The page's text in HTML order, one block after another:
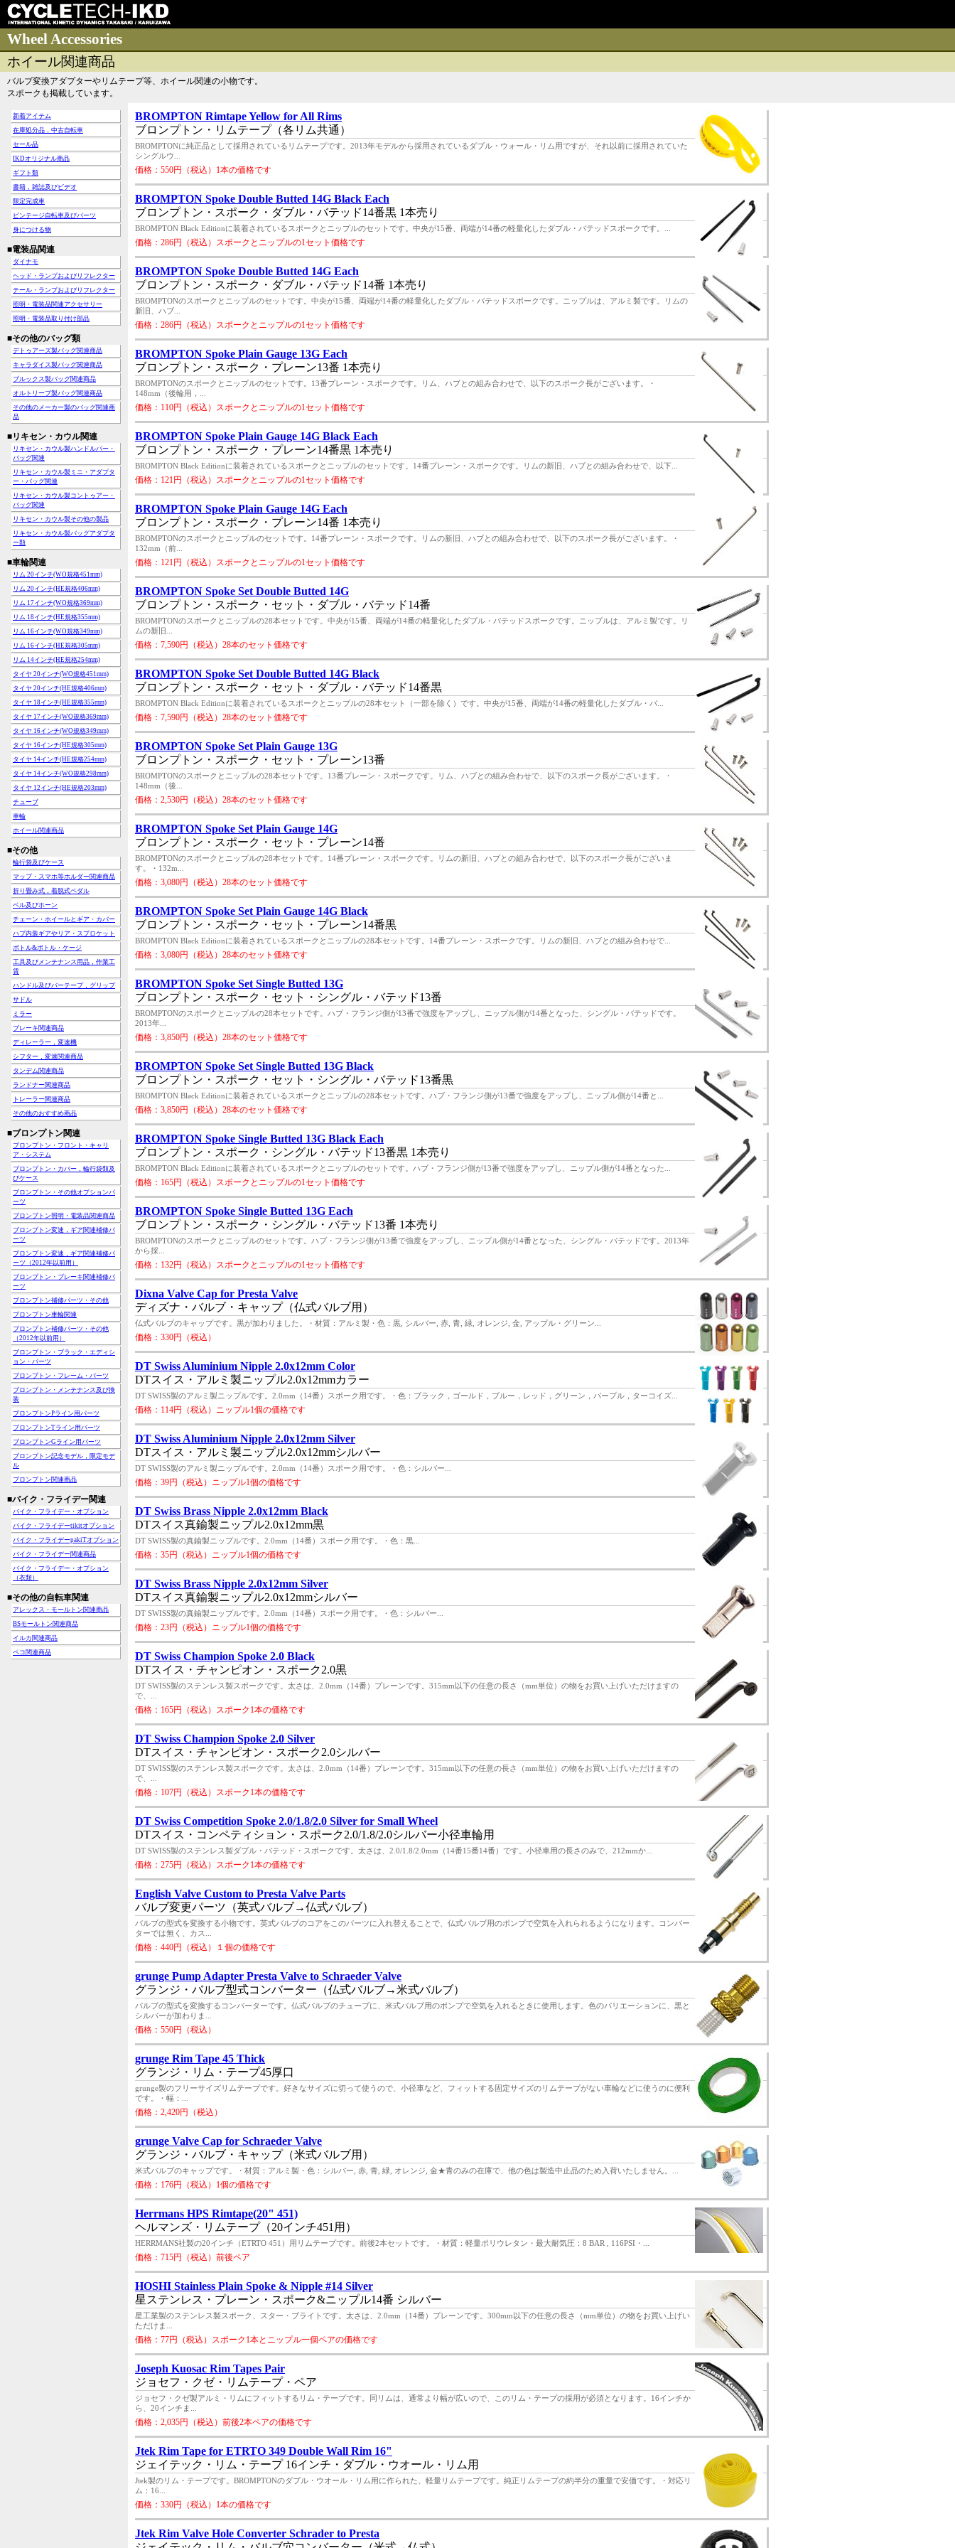
Wheel Accessories
ホイール関連商品
バルブ変換アダプターやリムテープ等、ホイール関連の小物です。
スポークも掲載しています。
新着アイテム
在庫処分品，中古自転車
セール品
IKDオリジナル商品
ギフト類
書籍，雑誌及びビデオ
限定完成車
ビンテージ自転車及びパーツ
身につける物
■電装品関連
ダイナモ
ヘッド・ランプおよびリフレクター
テール・ランプおよびリフレクター
照明・電装品関連アクセサリー
照明・電装品取り付け部品
■その他のバッグ類
デトゥアーズ製バッグ関連商品
キャラダイス製バッグ関連商品
ブルックス製バッグ関連商品
オルトリーブ製バッグ関連商品
その他のメーカー製のバッグ関連商
品
■リキセン・カウル関連
リキセン・カウル製ハンドルバー・
バッグ関連
リキセン・カウル製ミニ・アダプタ
ー・バッグ関連
リキセン・カウル製コントゥアー・
バッグ関連
リキセン・カウル製その他の製品
リキセン・カウル製バッグアダプタ
ー類
■車輪関連
リム 20インチ(WO規格451mm)
リム 20インチ(HE規格406mm)
リム 17インチ(WO規格369mm)
リム 18インチ(HE規格355mm)
リム 16インチ(WO規格349mm)
リム 16インチ(HE規格305mm)
リム 14インチ(HE規格254mm)
タイヤ 20インチ(WO規格451mm)
タイヤ 20インチ(HE規格406mm)
タイヤ 18インチ(HE規格355mm)
タイヤ 17インチ(WO規格369mm)
タイヤ 16インチ(WO規格349mm)
タイヤ 16インチ(HE規格305mm)
タイヤ 14インチ(HE規格254mm)
タイヤ 14インチ(WO規格298mm)
タイヤ 12インチ(HE規格203mm)
チューブ
車輪
ホイール関連商品
■その他
輪行袋及びケース
マップ・スマホ等ホルダー関連商品
折り畳み式，着脱式ペダル
ベル及びホーン
チェーン・ホイールとギア・カバー
ハブ内装ギアやリア・スプロケット
ボトル&ボトル・ケージ
工具及びメンテナンス用品，作業工
賃
ハンドル及びバーテープ，グリップ
サドル
ミラー
ブレーキ関連商品
ディレーラー，変速機
シフター，変速関連商品
タンデム関連商品
ランドナー関連商品
トレーラー関連商品
その他のおすすめ商品
■ブロンプトン関連
ブロンプトン・フロント・キャリ
ア・システム
ブロンプトン・カバー，輪行袋類及
びケース
ブロンプトン・その他オプションパ
ーツ
ブロンプトン照明・電装品関連商品
ブロンプトン変速，ギア関連補修パ
ーツ
ブロンプトン変速，ギア関連補修パ
ーツ（2012年以前用）
ブロンプトン・ブレーキ関連補修パ
ーツ
ブロンプトン補修パーツ・その他
ブロンプトン車輪関連
ブロンプトン補修パーツ・その他
（2012年以前用）
ブロンプトン・ブラック・エディシ
ョン・パーツ
ブロンプトン・フレーム・パーツ
ブロンプトン・メンテナンス及び換
装
ブロンプトンPライン用パーツ
ブロンプトンTライン用パーツ
ブロンプトンGライン用パーツ
ブロンプトン記念モデル，限定モデ
ル
ブロンプトン関連商品
■バイク・フライデー関連
バイク・フライデー・オプション
バイク・フライデーtikitオプション
バイク・フライデーpakiTオプション
バイク・フライデー関連商品
バイク・フライデー・オプション
（衣類）
■その他の自転車関連
アレックス・モールトン関連商品
BSモールトン関連商品
イルカ関連商品
ペコ関連商品
BROMPTON Rimtape Yellow for All Rims
ブロンプトン・リムテープ（各リム共通）
BROMPTONに純正品として採用されているリムテープです。2013年モデルから採用されているダブル・ウォール・リム用ですが、それ以前に採用されていた
シングルウ...
価格：550円（税込）1本の価格です
BROMPTON Spoke Double Butted 14G Black Each
ブロンプトン・スポーク・ダブル・バテッド14番黒 1本売り
BROMPTON Black Editionに装着されているスポークとニップルのセットです。中央が15番、両端が14番の軽量化したダブル・バテッドスポークです。...
価格：286円（税込）スポークとニップルの1セット価格です
BROMPTON Spoke Double Butted 14G Each
ブロンプトン・スポーク・ダブル・バテッド14番 1本売り
BROMPTONのスポークとニップルのセットです。中央が15番、両端が14番の軽量化したダブル・バテッドスポークです。ニップルは、アルミ製です。リムの
新旧、ハブ...
価格：286円（税込）スポークとニップルの1セット価格です
BROMPTON Spoke Plain Gauge 13G Each
ブロンプトン・スポーク・プレーン13番 1本売り
BROMPTONのスポークとニップルのセットです。13番プレーン・スポークです。リム、ハブとの組み合わせで、以下のスポーク長がございます。・
148mm（後輪用，...
価格：110円（税込）スポークとニップルの1セット価格です
BROMPTON Spoke Plain Gauge 14G Black Each
ブロンプトン・スポーク・プレーン14番黒 1本売り
BROMPTON Black Editionに装着されているスポークとニップルのセットです。14番プレーン・スポークです。リムの新旧、ハブとの組み合わせで、以下...
価格：121円（税込）スポークとニップルの1セット価格です
BROMPTON Spoke Plain Gauge 14G Each
ブロンプトン・スポーク・プレーン14番 1本売り
BROMPTONのスポークとニップルのセットです。14番プレーン・スポークです。リムの新旧、ハブとの組み合わせで、以下のスポーク長がございます。・
132mm（前...
価格：121円（税込）スポークとニップルの1セット価格です
BROMPTON Spoke Set Double Butted 14G
ブロンプトン・スポーク・セット・ダブル・バテッド14番
BROMPTONのスポークとニップルの28本セットです。中央が15番、両端が14番の軽量化したダブル・バテッドスポークです。ニップルは、アルミ製です。リ
ムの新旧...
価格：7,590円（税込）28本のセット価格です
BROMPTON Spoke Set Double Butted 14G Black
ブロンプトン・スポーク・セット・ダブル・バテッド14番黒
BROMPTON Black Editionに装着されているスポークとニップルの28本セット（一部を除く）です。中央が15番、両端が14番の軽量化したダブル・バ...
価格：7,590円（税込）28本のセット価格です
BROMPTON Spoke Set Plain Gauge 13G
ブロンプトン・スポーク・セット・プレーン13番
BROMPTONのスポークとニップルの28本セットです。13番プレーン・スポークです。リム、ハブとの組み合わせで、以下のスポーク長がございます。・
148mm（後...
価格：2,530円（税込）28本のセット価格です
BROMPTON Spoke Set Plain Gauge 14G
ブロンプトン・スポーク・セット・プレーン14番
BROMPTONのスポークとニップルの28本セットです。14番プレーン・スポークです。リムの新旧、ハブとの組み合わせで、以下のスポーク長がございま
す。・132m...
価格：3,080円（税込）28本のセット価格です
BROMPTON Spoke Set Plain Gauge 14G Black
ブロンプトン・スポーク・セット・プレーン14番黒
BROMPTON Black Editionに装着されているスポークとニップルの28本セットです。14番プレーン・スポークです。リムの新旧、ハブとの組み合わせで...
価格：3,080円（税込）28本のセット価格です
BROMPTON Spoke Set Single Butted 13G
ブロンプトン・スポーク・セット・シングル・バテッド13番
BROMPTONのスポークとニップルの28本セットです。ハブ・フランジ側が13番で強度をアップし、ニップル側が14番となった、シングル・バテッドです。
2013年...
価格：3,850円（税込）28本のセット価格です
BROMPTON Spoke Set Single Butted 13G Black
ブロンプトン・スポーク・セット・シングル・バテッド13番黒
BROMPTON Black Editionに装着されているスポークとニップルの28本セットです。ハブ・フランジ側が13番で強度をアップし、ニップル側が14番と...
価格：3,850円（税込）28本のセット価格です
BROMPTON Spoke Single Butted 13G Black Each
ブロンプトン・スポーク・シングル・バテッド13番黒 1本売り
BROMPTON Black Editionに装着されているスポークとニップルのセットです。ハブ・フランジ側が13番で強度をアップし、ニップル側が14番となった...
価格：165円（税込）スポークとニップルの1セット価格です
BROMPTON Spoke Single Butted 13G Each
ブロンプトン・スポーク・シングル・バテッド13番 1本売り
BROMPTONのスポークとニップルのセットです。ハブ・フランジ側が13番で強度をアップし、ニップル側が14番となった、シングル・バテッドです。2013年
から採...
価格：132円（税込）スポークとニップルの1セット価格です
Dixna Valve Cap for Presta Valve
ディズナ・バルブ・キャップ（仏式バルブ用）
仏式バルブのキャップです。黒が加わりました。・材質：アルミ製・色：黒, シルバー, 赤, 青, 緑, オレンジ, 金, アップル・グリーン...
価格：330円（税込）
DT Swiss Aluminium Nipple 2.0x12mm Color
DTスイス・アルミ製ニップル2.0x12mmカラー
DT SWISS製のアルミ製ニップルです。2.0mm（14番）スポーク用です。・色：ブラック，ゴールド，ブルー，レッド，グリーン，パープル，ターコイズ...
価格：114円（税込）ニップル1個の価格です
DT Swiss Aluminium Nipple 2.0x12mm Silver
DTスイス・アルミ製ニップル2.0x12mmシルバー
DT SWISS製のアルミ製ニップルです。2.0mm（14番）スポーク用です。・色：シルバー...
価格：39円（税込）ニップル1個の価格です
DT Swiss Brass Nipple 2.0x12mm Black
DTスイス真鍮製ニップル2.0x12mm黒
DT SWISS製の真鍮製ニップルです。2.0mm（14番）スポーク用です。・色：黒...
価格：35円（税込）ニップル1個の価格です
DT Swiss Brass Nipple 2.0x12mm Silver
DTスイス真鍮製ニップル2.0x12mmシルバー
DT SWISS製の真鍮製ニップルです。2.0mm（14番）スポーク用です。・色：シルバー...
価格：23円（税込）ニップル1個の価格です
DT Swiss Champion Spoke 2.0 Black
DTスイス・チャンピオン・スポーク2.0黒
DT SWISS製のステンレス製スポークです。太さは、2.0mm（14番）プレーンです。315mm以下の任意の長さ（mm単位）の物をお買い上げいただけますの
で、...
価格：165円（税込）スポーク1本の価格です
DT Swiss Champion Spoke 2.0 Silver
DTスイス・チャンピオン・スポーク2.0シルバー
DT SWISS製のステンレス製スポークです。太さは、2.0mm（14番）プレーンです。315mm以下の任意の長さ（mm単位）の物をお買い上げいただけますの
で、...
価格：107円（税込）スポーク1本の価格です
DT Swiss Competition Spoke 2.0/1.8/2.0 Silver for Small Wheel
DTスイス・コンペティション・スポーク2.0/1.8/2.0シルバー小径車輪用
DT SWISS製のステンレス製ダブル・バテッド・スポークです。太さは、2.0/1.8/2.0mm（14番15番14番）です。小径車用の長さのみで、212mmか...
価格：275円（税込）スポーク1本の価格です
English Valve Custom to Presta Valve Parts
バルブ変更パーツ（英式バルブ→仏式バルブ）
バルブの型式を変換する小物です。英式バルブのコアをこのパーツに入れ替えることで、仏式バルブ用のポンプで空気を入れられるようになります。コンバー
ターでは無く、カス...
価格：440円（税込）１個の価格です
grunge Pump Adapter Presta Valve to Schraeder Valve
グランジ・バルブ型式コンバーター（仏式バルブ→米式バルブ）
バルブの型式を変換するコンバーターです。仏式バルブのチューブに、米式バルブ用のポンプで空気を入れるときに使用します。色のバリエーションに、黒と
シルバーが加わりま...
価格：550円（税込）
grunge Rim Tape 45 Thick
グランジ・リム・テープ45厚口
grunge製のフリーサイズリムテープです。好きなサイズに切って使うので、小径車など、フィットする固定サイズのリムテープがない車輪などに使うのに便利
です。・幅：...
価格：2,420円（税込）
grunge Valve Cap for Schraeder Valve
グランジ・バルブ・キャップ（米式バルブ用）
米式バルブのキャップです。・材質：アルミ製・色：シルバー, 赤, 青, 緑, オレンジ, 金★青のみの在庫で、他の色は製造中止品のため入荷いたしません。...
価格：176円（税込）1個の価格です
Herrmans HPS Rimtape(20" 451)
ヘルマンズ・リムテープ（20インチ451用）
HERRMANS社製の20インチ（ETRTO 451）用リムテープです。前後2本セットです。・材質：軽量ポリウレタン・最大耐気圧：8 BAR , 116PSI・...
価格：715円（税込）前後ペア
HOSHI Stainless Plain Spoke & Nipple #14 Silver
星ステンレス・プレーン・スポーク&ニップル14番 シルバー
星工業製のステンレス製スポーク、スター・ブライトです。太さは、2.0mm（14番）プレーンです。300mm以下の任意の長さ（mm単位）の物をお買い上げい
ただけま...
価格：77円（税込）スポーク1本とニップル一個ペアの価格です
Joseph Kuosac Rim Tapes Pair
ジョセフ・クゼ・リムテープ・ペア
ジョセフ・クゼ製アルミ・リムにフィットするリム・テープです。同リムは、通常より幅が広いので、このリム・テープの採用が必須となります。16インチか
ら、20インチま...
価格：2,035円（税込）前後2本ペアの価格です
Jtek Rim Tape for ETRTO 349 Double Wall Rim 16"
ジェイテック・リム・テープ 16インチ・ダブル・ウオール・リム用
Jtek製のリム・テープです。BROMPTONのダブル・ウオール・リム用に作られた、軽量リムテープです。純正リムテープの約半分の重量で安価です。・対応リ
ム：16...
価格：330円（税込）1本の価格です
Jtek Rim Valve Hole Converter Schrader to Presta